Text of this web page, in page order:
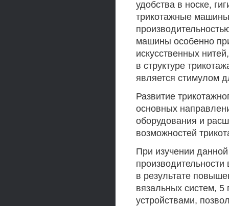
удобства в носке,
трикотажные
машины особенно
искусственных
в структуре
является стимулом
Развитие
основных
оборудования и
возможностей
При изучении
в результате
вязальных систем,
устройствами,